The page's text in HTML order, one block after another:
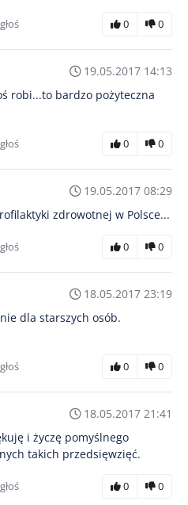
0 0
19.05.2017 14:13
robi...to bardzo pożyteczna
0 0
19.05.2017 08:29
zdrowotnej w Polsce...
0 0
18.05.2017 23:19
dla starszych osób.
0 0
18.05.2017 21:41
i życzę pomyślnego
takich przedsięwzięć.
0 0